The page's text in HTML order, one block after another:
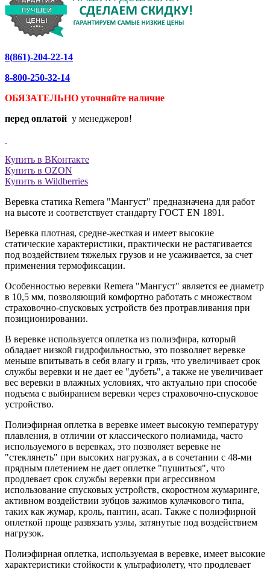
8(861)-204-22-14
8-800-250-32-14
ОБЯЗАТЕЛЬНО уточняйте наличие
перед оплатой у менеджеров!
Купить в ВКонтакте
Купить в OZON
Купить в Wildberries
Веревка статика Remera "Мангуст" предназначена для работ
на высоте и соответствует стандарту ГОСТ EN 1891.
Веревка плотная, средне-жесткая и имеет высокие
статические характеристики, практически не растягивается
под воздействием тяжелых грузов и не усаживается, за счет
применения термофиксации.
Особенностью веревки Remera "Мангуст" является ее диаметр
в 10,5 мм, позволяющий комфортно работать с множеством
страховочно-спусковых устройств без протравливания при
позиционировании.
В веревке используется оплетка из полиэфира, который
обладает низкой гидрофильностью, это позволяет веревке
меньше впитывать в себя влагу и грязь, что увеличивает срок
службы веревки и не дает ее "дубеть", а также не увеличивает
вес веревки в влажных условиях, что актуально при способе
подъема с выбиранием веревки через страховочно-спусковое
устройство.
Полиэфирная оплетка в веревке имеет высокую температуру
плавления, в отличии от классического полиамида, часто
используемого в веревках, это позволяет веревке не
"стеклянеть" при высоких нагрузках, а в сочетании с 48-ми
прядным плетением не дает оплетке "пушиться", что
продлевает срок службы веревки при агрессивном
использование спусковых устройств, скоростном жумаринге,
активном воздействии зубцов зажимов кулачкового типа,
таких как жумар, кроль, пантин, асап. Также с полиэфирной
оплеткой проще развязать узлы, затянутые под воздействием
нагрузок.
Полиэфирная оплетка, используемая в веревке, имеет высокие
характеристики стойкости к ультрафиолету, что продлевает